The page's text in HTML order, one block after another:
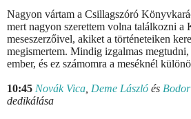
Nagyon vártam a Csillagszóró
mert nagyon szerettem volna találkozni
meseszerzőivel, akiket a történeteiken
megismertem. Mindig izgalmas
ember, és ez számomra a meséknél
10:45 Novák Vica Deme László és
dedikálása